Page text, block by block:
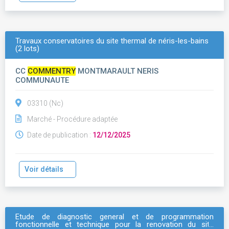
Travaux conservatoires du site thermal de néris-les-bains
(2 lots)
CC COMMENTRYMONTMARAULT NERIS
COMMUNAUTE
03310 (Nc)
Marché - Procédure adaptée
Date de publication : 12/12/2025
Voir détails
Etude de diagnostic general et de programmation
fonctionnelle et technique pour la renovation du site